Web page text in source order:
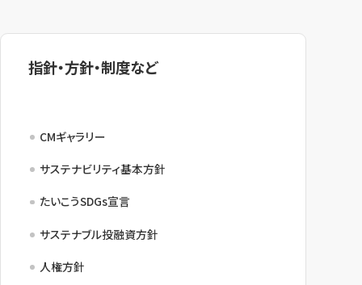
指針・方針・制度など
CMギャラリー
サステナビリティ基本方針
たいこうSDGs宣言
サステナブル投融資方針
人権方針